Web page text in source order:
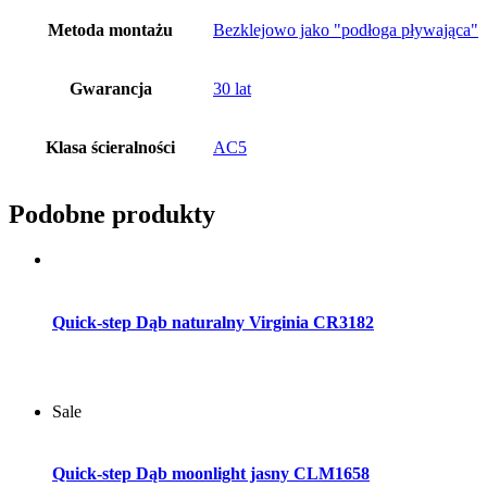
Metoda montażu Bezklejowo jako "podłoga pływająca"
Gwarancja 30 lat
Klasa ścieralności AC5
Podobne produkty
Quick-step Dąb naturalny Virginia CR3182
Sale
Quick-step Dąb moonlight jasny CLM1658